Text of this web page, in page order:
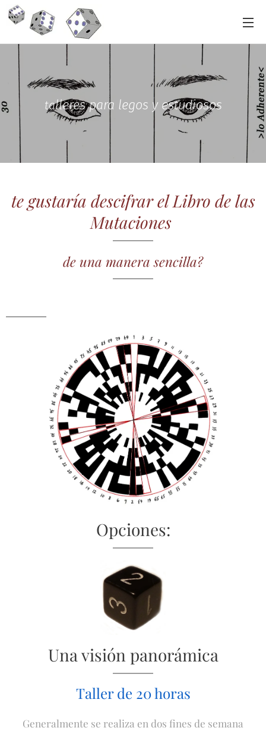
talleres para legos y estudiosos
te gustaría descifrar el Libro de las
Mutaciones
de una manera sencilla?
Opciones:
Una visión panorámica
Taller de 20 horas
Generalmente se realiza en dos fines de semana